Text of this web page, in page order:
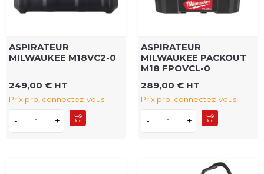
ASPIRATEUR
MILWAUKEE M18VC2-0
249,00 € HT
Prix pro, connectez-vous
- +
ASPIRATEUR
MILWAUKEE PACKOUT
M18 FPOVCL-0
289,00 € HT
Prix pro, connectez-vous
- +